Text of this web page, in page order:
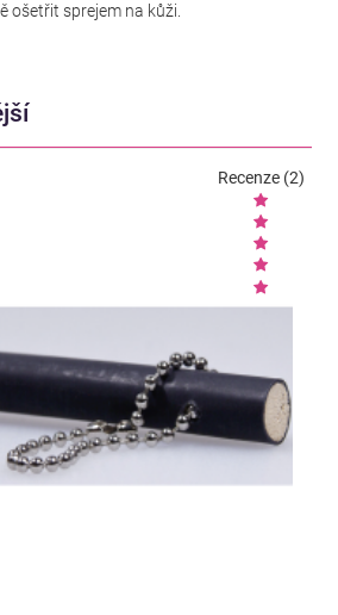
ošetřit sprejem na kůži.
Recenze (2)